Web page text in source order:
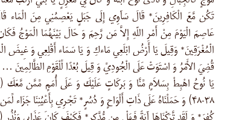
تَكُن مَّعَ الْكَافِرِينَ* قَالَ سَآوِي إِلَى جَبَلٍ يَعْصِمُنِي مِنَ الْمَاء
عَاصِمَ الْيَوْمَ مِنْ أَمْرِ اللّهِ إِلاَّ مَن رَّحِمَ وَ حَالَ بَيْنَهُمَا الْمَوْجُ
الْمُغْرَقِينَ* وَقِيلَ يَا أَرْضُ ابْلَعِي مَاءكِ وَ يَا سَمَاء أَقْلِعِي وَ غِيضَ
قُضِيَ الأَمْرُ وَ اسْتَوَتْ عَلَى الْجُودِيِّ وَ قِيلَ بُعْدًا لِّلْقَوْمِ الظَّالِمِينَ
يَا نُوحُ اهْبِطْ بِسَلاَمٍ مِّنَّا وَ بَركَاتٍ عَلَيْكَ وَ عَلَى أُمَمٍ مِّمَّن مَّعَكَ
۳۸-۴۸) وَ حَمَلْنَاهُ عَلَى ذَاتِ أَلْوَاحٍ وَ دُسُرٍ* تَجْرِي بِأَعْيُنِنَا جَزَاء